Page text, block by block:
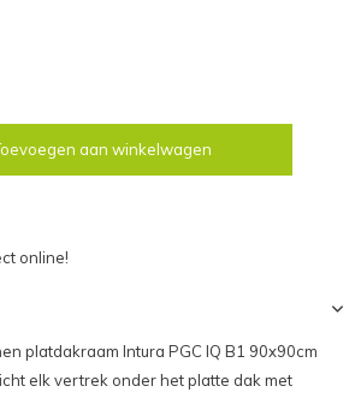
aan winkelwagen
online!
platdakraam Intura PGC IQ B1 90x90cm
elk vertrek onder het platte dak met